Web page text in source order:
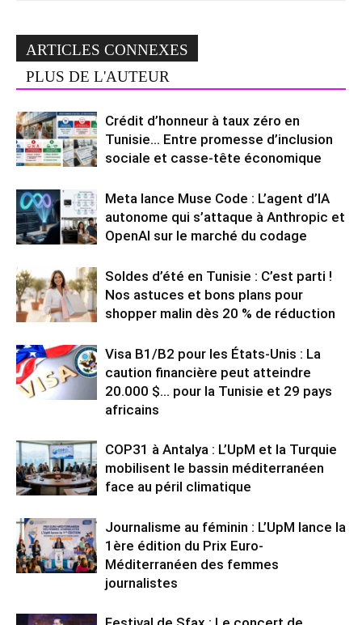
ARTICLES CONNEXES
PLUS DE L'AUTEUR
Crédit d’honneur à taux zéro en
Tunisie… Entre promesse d’inclusion
sociale et casse-tête économique
Meta lance Muse Code : L’agent d’IA
autonome qui s’attaque à Anthropic et
OpenAI sur le marché du codage
Soldes d’été en Tunisie : C’est parti !
Nos astuces et bons plans pour
shopper malin dès 20 % de réduction
Visa B1/B2 pour les États-Unis : La
caution financière peut atteindre
20.000 $… pour la Tunisie et 29 pays
africains
COP31 à Antalya : L’UpM et la Turquie
mobilisent le bassin méditerranéen
face au péril climatique
Journalisme au féminin : L’UpM lance la
1ère édition du Prix Euro-
Méditerranéen des femmes
journalistes